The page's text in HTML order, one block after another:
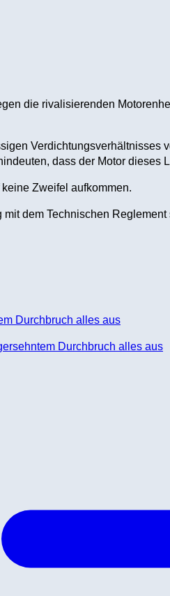
die rivalisierenden
dass der Motor dieses
Zweifel aufkommen.
dem Technischen
Durchbruch alles aus